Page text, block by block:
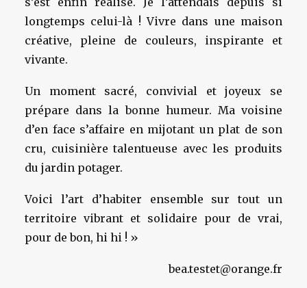
longtemps celui-là ! Vivre dans une maison
créative, pleine de couleurs, inspirante et
vivante.
Un moment sacré, convivial et joyeux se
prépare dans la bonne humeur. Ma voisine
d’en face s’affaire en mijotant un plat de son
cru, cuisinière talentueuse avec les produits
du jardin potager.
Voici l’art d’habiter ensemble sur tout un
territoire vibrant et solidaire pour de vrai,
pour de bon, hi hi ! »
bea.testet@orange.fr